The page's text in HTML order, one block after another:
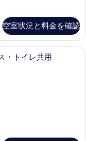
空室状況と料金を確認
・トイレ共用